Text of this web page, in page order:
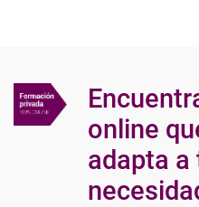
online
adapta a